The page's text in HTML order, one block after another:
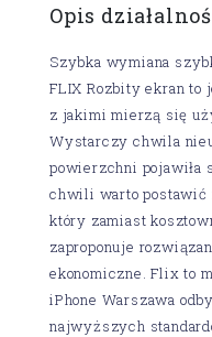
Opis
Szybka wymiana
FLIX Rozbity ekran
z jakimi mierzą się
Wystarczy chwila
powierzchni pojawiła
chwili warto postawić
który zamiast
zaproponuje
ekonomiczne. Flix to
iPhone Warszawa
najwyższych